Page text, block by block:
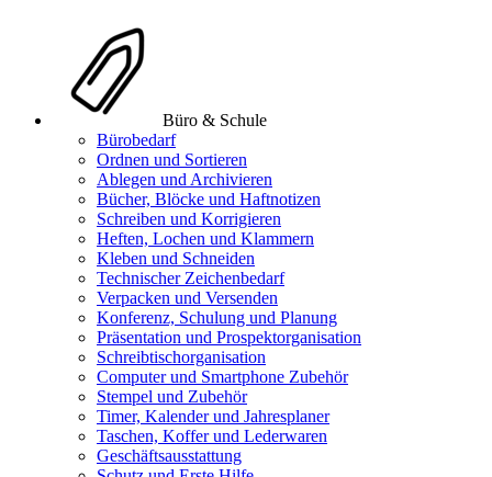
Büro & Schule
Bürobedarf
Ordnen und Sortieren
Ablegen und Archivieren
Bücher, Blöcke und Haftnotizen
Schreiben und Korrigieren
Heften, Lochen und Klammern
Kleben und Schneiden
Technischer Zeichenbedarf
Verpacken und Versenden
Konferenz, Schulung und Planung
Präsentation und Prospektorganisation
Schreibtischorganisation
Computer und Smartphone Zubehör
Stempel und Zubehör
Timer, Kalender und Jahresplaner
Taschen, Koffer und Lederwaren
Geschäftsausstattung